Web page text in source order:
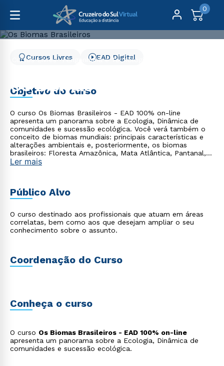
0
Cursos Livres
Engenharia e Tecnologia
Os Biomas Brasileiros
Cursos Livres EAD Digital
Objetivo do curso
O curso Os Biomas Brasileiros - EAD 100% on-line
apresenta um panorama sobre a Ecologia, Dinâmica de
comunidades e sucessão ecológica. Você verá também o
conceito de biomas mundiais: principais características e
alterações ambientais e, posteriormente, os biomas
brasileiros: Floresta Amazônica, Mata Atlântica, Pantanal,
Cerrado, Caatinga e Pampas, além de conceitos
conhecimentos teóricos e técnicos adquiridos em situações
cotidianas em que os Biomas Brasileiros se fazem
Ler mais
Público Alvo
O curso destinado aos profissionais que atuam em áreas
correlatas, bem como aos que desejam ampliar o seu
conhecimento sobre o assunto.
Coordenação do Curso
Conheça o curso
O curso Os Biomas Brasileiros - EAD 100% on-line
apresenta um panorama sobre a Ecologia, Dinâmica de
comunidades e sucessão ecológica.